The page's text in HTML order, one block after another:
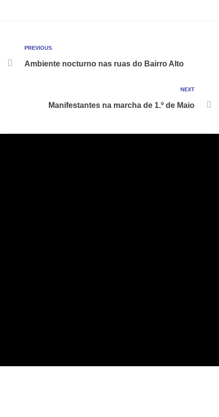
PREVIOUS
Ambiente nocturno nas ruas do Bairro Alto
NEXT
Manifestantes na marcha de 1.º de Maio